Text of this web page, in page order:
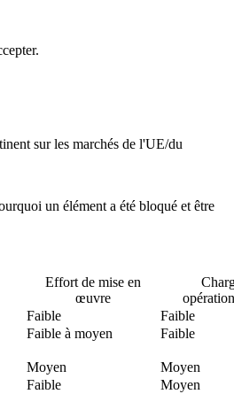
sur les marchés de l'UE/du
un élément a été bloqué et être
Effort de mise en
œuvre
Faible
Faible
Faible à moyen Faible
Moyen
Moyen
Faible
Moyen